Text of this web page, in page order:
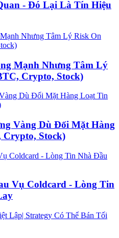
- Đó Lại Là Tín Hiệu
Mạnh Nhưng Tâm Lý
Crypto, Stock)
Vàng Dù Đối Mặt Hàng
Stock)
Vụ Coldcard - Lòng Tin